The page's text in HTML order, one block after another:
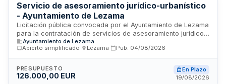
Servicio de asesoramiento jurídico-urbanístico
- Ayuntamiento de Lezama
Licitación pública convocada por el Ayuntamiento de Lezama
para la contratación de servicios de asesoramiento jurídico y
urbanístico. El servicio abarca la prestación de consultoría
especializada en materias de derecho urbanístico,
relacionadas con ordenamiento territorial y gestión
urbanística municipal. El contrato tiene un valor de ciento
Ayuntamiento de Lezama
Abierto simplificado
Lezama Pub. 04/08/2026
PRESUPUESTO
126.000,00 EUR
En Plazo
19/08/2026